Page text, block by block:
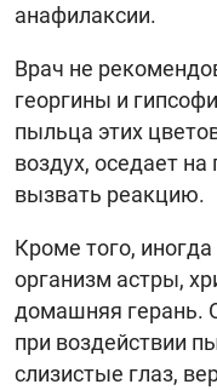
анафилаксии.
Врач не
георгины и
пыльца этих
воздух, оседает
вызвать реакцию.
Кроме того,
организм астры,
домашняя герань.
при воздействии
слизистые глаз,